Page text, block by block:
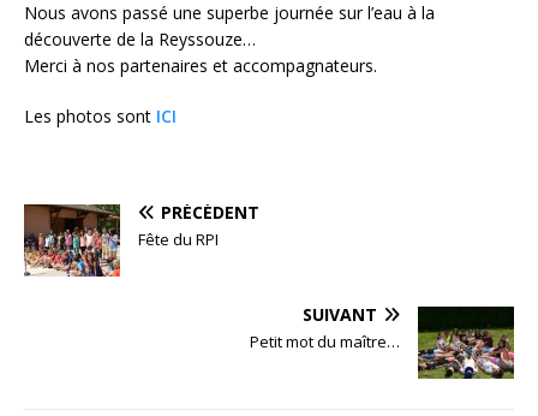
Nous avons passé une superbe journée sur l’eau à la
découverte de la Reyssouze…
Merci à nos partenaires et accompagnateurs.
Les photos sont ICI
PRÉCÉDENT
Fête du RPI
SUIVANT
Petit mot du maître…